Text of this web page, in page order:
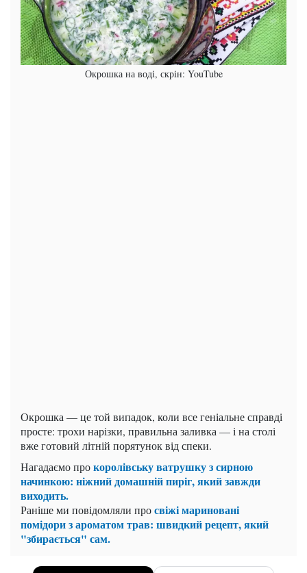
Окрошка на воді, скрін: YouTube
Окрошка — це той випадок, коли все геніальне справді
просте: трохи нарізки, правильна заливка — і на столі
вже готовий літній порятунок від спеки.
Нагадаємо прокоролівську ватрушку з сирною
начинкою: ніжний домашній пиріг, який завжди
виходить.
Раніше ми повідомляли просвіжі мариновані
помідори з ароматом трав: швидкий рецепт, який
"збирається" сам.